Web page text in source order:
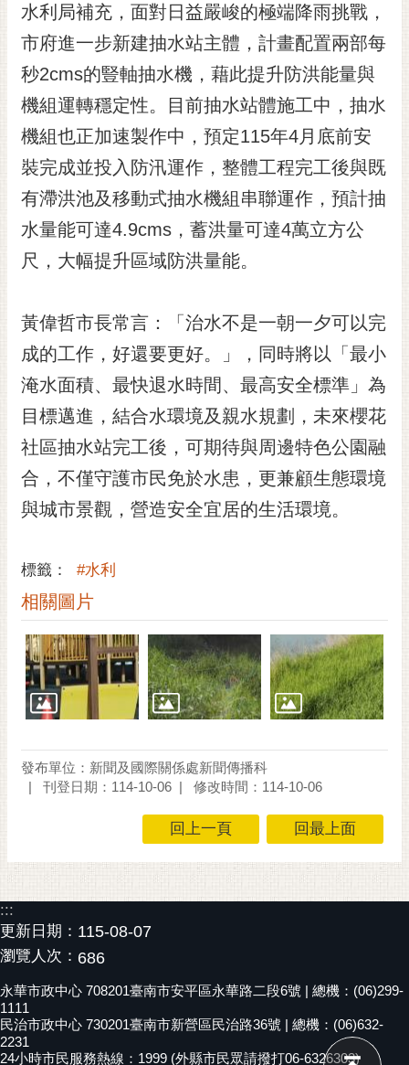
市
民
信
箱
English
日
本
隱
私
權
安
全
政
策
網
資
料
開
放
告
市
府
交
通
位
置
水利局補充，面對日益嚴峻的極端降雨挑戰，
市府進一步新建抽水站主體，計畫配置兩部每
秒2cms的豎軸抽水機，藉此提升防洪能量與
機組運轉穩定性。目前抽水站體施工中，抽水
機組也正加速製作中，預定115年4月底前安
裝完成並投入防汛運作，整體工程完工後與既
有滯洪池及移動式抽水機組串聯運作，預計抽
水量能可達4.9cms，蓄洪量可達4萬立方公
尺，大幅提升區域防洪量能。
黃偉哲市長常言：「治水不是一朝一夕可以完
成的工作，好還要更好。」，同時將以「最小
淹水面積、最快退水時間、最高安全標準」為
目標邁進，結合水環境及親水規劃，未來櫻花
社區抽水站完工後，可期待與周邊特色公園融
合，不僅守護市民免於水患，更兼顧生態環境
與城市景觀，營造安全宜居的生活環境。
標籤： #水利
相關圖片
發布單位：新聞及國際關係處新聞傳播科
刊登日期：114-10-06
修改時間：114-10-06
回上一頁 回最上面
:::
更新日期： 115-08-07
瀏覽人次： 686
永華市政中心 708201臺南市安平區永華路二段6號 | 總機：(06)299-
1111
民治市政中心 730201臺南市新營區民治路36號 | 總機：(06)632-
2231
24小時市民服務熱線：1999 (外縣市民眾請撥打06-6326303)